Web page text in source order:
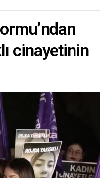
cinayetinin